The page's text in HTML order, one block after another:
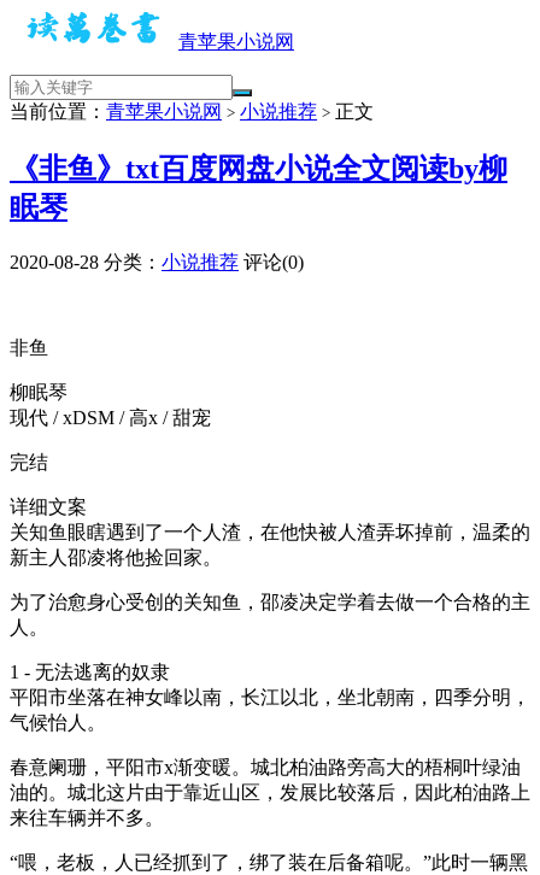
青苹果小说网
当前位置： 青苹果小说网 > 小说推荐 > 正文
《非鱼》txt百度网盘小说全文阅读by柳
眠琴
2020-08-28 分类： 小说推荐 评论(0)
非鱼
柳眠琴
现代 / xDSM / 高x / 甜宠
完结
详细文案
关知鱼眼瞎遇到了一个人渣，在他快被人渣弄坏掉前，温柔的
新主人邵凌将他捡回家。
为了治愈身心受创的关知鱼，邵凌决定学着去做一个合格的主
人。
1 - 无法逃离的奴隶
平阳市坐落在神女峰以南，长江以北，坐北朝南，四季分明，
气候怡人。
春意阑珊，平阳市x渐变暖。城北柏油路旁高大的梧桐叶绿油
油的。城北这片由于靠近山区，发展比较落后，因此柏油路上
来往车辆并不多。
“喂，老板，人已经抓到了，绑了装在后备箱呢。”此时一辆黑